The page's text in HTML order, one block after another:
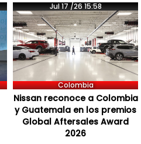
Jul 17 /26 15:58
Colombia
Nissan reconoce a Colombia
y Guatemala en los premios
Global Aftersales Award
2026